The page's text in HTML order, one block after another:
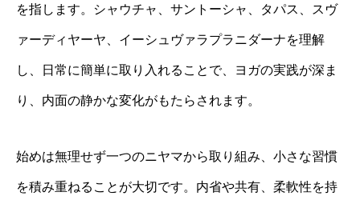
を指します。シャウチャ、サントーシャ、タパス、スヴ
ァーディヤーヤ、イーシュヴァラプラニダーナを理解
し、日常に簡単に取り入れることで、ヨガの実践が深ま
り、内面の静かな変化がもたらされます。
始めは無理せず一つのニヤマから取り組み、小さな習慣
を積み重ねることが大切です。内省や共有、柔軟性を持